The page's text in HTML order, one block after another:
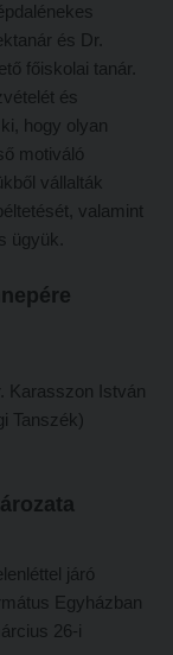
és Dr.
főiskolai tanár.
és
hogy olyan
motiváló
vállalták
valamint
ügyük.
Karasszon István
Tanszék)
járó
Egyházban
26-i